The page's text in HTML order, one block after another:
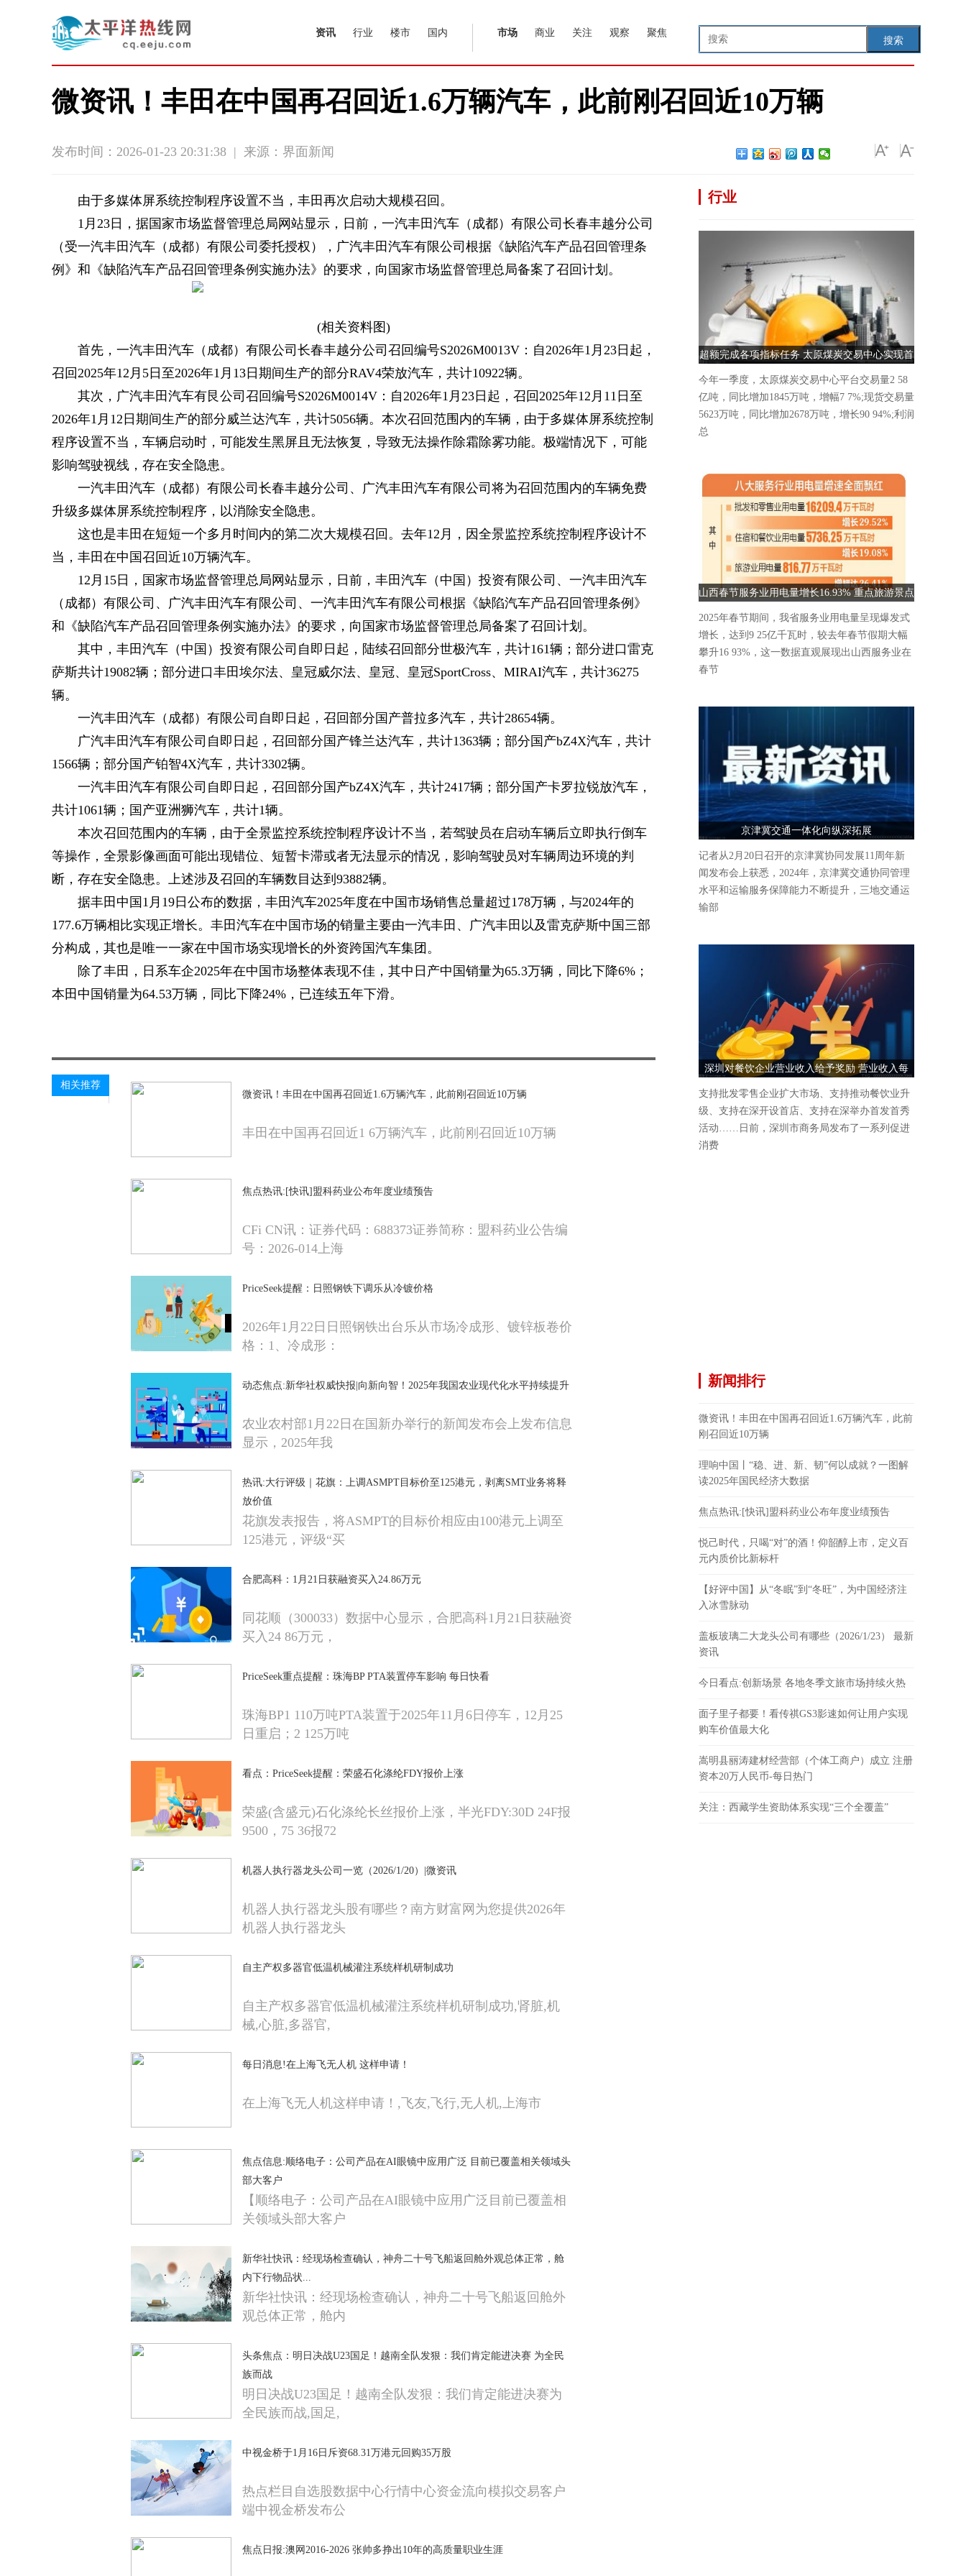
搜索
资讯 行业 楼市 国内 市场 商业 关注 观察 聚焦
微资讯！丰田在中国再召回近1.6万辆汽车，此前刚召回近10万辆
发布时间：2026-01-23 20:31:38 | 来源：界面新闻
由于多媒体屏系统控制程序设置不当，丰田再次启动大规模召回。
1月23日，据国家市场监督管理总局网站显示，日前，一汽丰田汽车（成都）有限公司长春丰越分公司
（受一汽丰田汽车（成都）有限公司委托授权），广汽丰田汽车有限公司根据《缺陷汽车产品召回管理条
例》和《缺陷汽车产品召回管理条例实施办法》的要求，向国家市场监督管理总局备案了召回计划。
(相关资料图)
首先，一汽丰田汽车（成都）有限公司长春丰越分公司召回编号S2026M0013V：自2026年1月23日起，
召回2025年12月5日至2026年1月13日期间生产的部分RAV4荣放汽车，共计10922辆。
其次，广汽丰田汽车有艮公司召回编号S2026M0014V：自2026年1月23日起，召回2025年12月11日至
2026年1月12日期间生产的部分威兰达汽车，共计5056辆。本次召回范围内的车辆，由于多媒体屏系统控制
程序设置不当，车辆启动时，可能发生黑屏且无法恢复，导致无法操作除霜除雾功能。极端情况下，可能
影响驾驶视线，存在安全隐患。
一汽丰田汽车（成都）有限公司长春丰越分公司、广汽丰田汽车有限公司将为召回范围内的车辆免费
升级多媒体屏系统控制程序，以消除安全隐患。
这也是丰田在短短一个多月时间内的第二次大规模召回。去年12月，因全景监控系统控制程序设计不
当，丰田在中国召回近10万辆汽车。
12月15日，国家市场监督管理总局网站显示，日前，丰田汽车（中国）投资有限公司、一汽丰田汽车
（成都）有限公司、广汽丰田汽车有限公司、一汽丰田汽车有限公司根据《缺陷汽车产品召回管理条例》
和《缺陷汽车产品召回管理条例实施办法》的要求，向国家市场监督管理总局备案了召回计划。
其中，丰田汽车（中国）投资有限公司自即日起，陆续召回部分世极汽车，共计161辆；部分进口雷克
萨斯共计19082辆；部分进口丰田埃尔法、皇冠威尔法、皇冠、皇冠SportCross、MIRAI汽车，共计36275
辆。
一汽丰田汽车（成都）有限公司自即日起，召回部分国产普拉多汽车，共计28654辆。
广汽丰田汽车有限公司自即日起，召回部分国产锋兰达汽车，共计1363辆；部分国产bZ4X汽车，共计
1566辆；部分国产铂智4X汽车，共计3302辆。
一汽丰田汽车有限公司自即日起，召回部分国产bZ4X汽车，共计2417辆；部分国产卡罗拉锐放汽车，
共计1061辆；国产亚洲狮汽车，共计1辆。
本次召回范围内的车辆，由于全景监控系统控制程序设计不当，若驾驶员在启动车辆后立即执行倒车
等操作，全景影像画面可能出现错位、短暂卡滞或者无法显示的情况，影响驾驶员对车辆周边环境的判
断，存在安全隐患。上述涉及召回的车辆数目达到93882辆。
据丰田中国1月19日公布的数据，丰田汽车2025年度在中国市场销售总量超过178万辆，与2024年的
177.6万辆相比实现正增长。丰田汽车在中国市场的销量主要由一汽丰田、广汽丰田以及雷克萨斯中国三部
分构成，其也是唯一一家在中国市场实现增长的外资跨国汽车集团。
除了丰田，日系车企2025年在中国市场整体表现不佳，其中日产中国销量为65.3万辆，同比下降6%；
本田中国销量为64.53万辆，同比下降24%，已连续五年下滑。
相关推荐
微资讯！丰田在中国再召回近1.6万辆汽车，此前刚召回近10万辆
丰田在中国再召回近1 6万辆汽车，此前刚召回近10万辆
焦点热讯:[快讯]盟科药业公布年度业绩预告
CFi CN讯：证券代码：688373证券简称：盟科药业公告编
号：2026-014上海
PriceSeek提醒：日照钢铁下调乐从冷镀价格
2026年1月22日日照钢铁出台乐从市场冷成形、镀锌板卷价
格：1、冷成形：
动态焦点:新华社权威快报|向新向智！2025年我国农业现代化水平持续提升
农业农村部1月22日在国新办举行的新闻发布会上发布信息
显示，2025年我
热讯:大行评级｜花旗：上调ASMPT目标价至125港元，剥离SMT业务将释
放价值
花旗发表报告，将ASMPT的目标价相应由100港元上调至
125港元，评级“买
合肥高科：1月21日获融资买入24.86万元
同花顺（300033）数据中心显示，合肥高科1月21日获融资
买入24 86万元，
PriceSeek重点提醒：珠海BP PTA装置停车影响 每日快看
珠海BP1 110万吨PTA装置于2025年11月6日停车，12月25
日重启；2 125万吨
看点：PriceSeek提醒：荣盛石化涤纶FDY报价上涨
荣盛(含盛元)石化涤纶长丝报价上涨，半光FDY:30D 24F报
9500，75 36报72
机器人执行器龙头公司一览（2026/1/20）|微资讯
机器人执行器龙头股有哪些？南方财富网为您提供2026年
机器人执行器龙头
自主产权多器官低温机械灌注系统样机研制成功
自主产权多器官低温机械灌注系统样机研制成功,肾脏,机
械,心脏,多器官,
每日消息!在上海飞无人机 这样申请！
在上海飞无人机这样申请！,飞友,飞行,无人机,上海市
焦点信息:顺络电子：公司产品在AI眼镜中应用广泛 目前已覆盖相关领域头
部大客户
【顺络电子：公司产品在AI眼镜中应用广泛目前已覆盖相
关领域头部大客户
新华社快讯：经现场检查确认，神舟二十号飞船返回舱外观总体正常，舱
内下行物品状...
新华社快讯：经现场检查确认，神舟二十号飞船返回舱外
观总体正常，舱内
头条焦点：明日决战U23国足！越南全队发狠：我们肯定能进决赛 为全民
族而战
明日决战U23国足！越南全队发狠：我们肯定能进决赛为
全民族而战,国足,
中视金桥于1月16日斥资68.31万港元回购35万股
热点栏目自选股数据中心行情中心资金流向模拟交易客户
端中视金桥发布公
焦点日报:澳网2016-2026 张帅多挣出10年的高质量职业生涯
行业
超额完成各项指标任务 太原煤炭交易中心实现首
季“开门红”
今年一季度，太原煤炭交易中心平台交易量2 58
亿吨，同比增加1845万吨，增幅7 7%;现货交易量
5623万吨，同比增加2678万吨，增长90 94%;利润
总
山西春节服务业用电量增长16.93% 重点旅游景点
人气爆棚
2025年春节期间，我省服务业用电量呈现爆发式
增长，达到9 25亿千瓦时，较去年春节假期大幅
攀升16 93%，这一数据直观展现出山西服务业在
春节
京津冀交通一体化向纵深拓展
记者从2月20日召开的京津冀协同发展11周年新
闻发布会上获悉，2024年，京津冀交通协同管理
水平和运输服务保障能力不断提升，三地交通运
输部
深圳对餐饮企业营业收入给予奖励 营业收入每
1000万元奖励5万元
支持批发零售企业扩大市场、支持推动餐饮业升
级、支持在深开设首店、支持在深举办首发首秀
活动……日前，深圳市商务局发布了一系列促进
消费
新闻排行
微资讯！丰田在中国再召回近1.6万辆汽车，此前
刚召回近10万辆
理响中国丨“稳、进、新、韧”何以成就？一图解
读2025年国民经济大数据
焦点热讯:[快讯]盟科药业公布年度业绩预告
悦己时代，只喝“对”的酒！仰韶醇上市，定义百
元内质价比新标杆
【好评中国】从“冬眠”到“冬旺”，为中国经济注
入冰雪脉动
盖板玻璃二大龙头公司有哪些（2026/1/23） 最新
资讯
今日看点:创新场景 各地冬季文旅市场持续火热
面子里子都要！看传祺GS3影速如何让用户实现
购车价值最大化
嵩明县丽涛建材经营部（个体工商户）成立 注册
资本20万人民币-每日热门
关注：西藏学生资助体系实现“三个全覆盖”